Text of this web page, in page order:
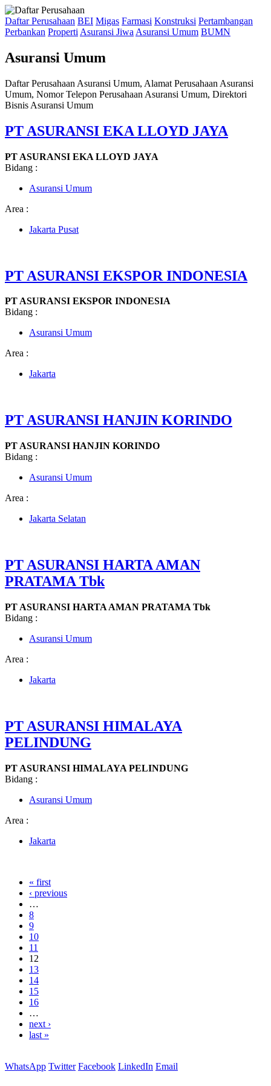
Daftar Perusahaan BEI Migas Farmasi Konstruksi Pertambangan
Perbankan Properti Asuransi Jiwa Asuransi Umum BUMN
Asuransi Umum
Daftar Perusahaan Asuransi Umum, Alamat Perusahaan Asuransi
Umum, Nomor Telepon Perusahaan Asuransi Umum, Direktori
Bisnis Asuransi Umum
PT ASURANSI EKA LLOYD JAYA
PT ASURANSI EKA LLOYD JAYA
Bidang :
Asuransi Umum
Area :
Jakarta Pusat
PT ASURANSI EKSPOR INDONESIA
PT ASURANSI EKSPOR INDONESIA
Bidang :
Asuransi Umum
Area :
Jakarta
PT ASURANSI HANJIN KORINDO
PT ASURANSI HANJIN KORINDO
Bidang :
Asuransi Umum
Area :
Jakarta Selatan
PT ASURANSI HARTA AMAN
PRATAMA Tbk
PT ASURANSI HARTA AMAN PRATAMA Tbk
Bidang :
Asuransi Umum
Area :
Jakarta
PT ASURANSI HIMALAYA
PELINDUNG
PT ASURANSI HIMALAYA PELINDUNG
Bidang :
Asuransi Umum
Area :
Jakarta
« first
‹ previous
…
8
9
10
11
12
13
14
15
16
…
next ›
last »
WhatsApp Twitter Facebook LinkedIn Email